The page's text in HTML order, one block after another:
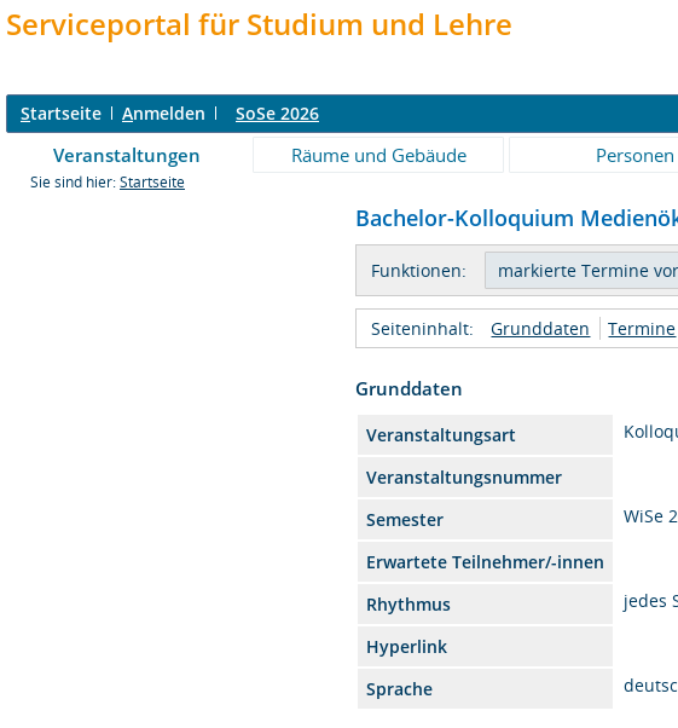
Serviceportal für Studium und Lehre
Startseite Anmelden SoSe 2026
Veranstaltungen Räume und Gebäude Personen
Sie sind hier: Startseite
Bachelor-Kolloquium
Funktionen:
Seiteninhalt: Grunddaten Termine
Grunddaten
Veranstaltungsart
Veranstaltungsnummer
Semester
WiSe
Erwartete Teilnehmer/-innen
Rhythmus
jedes
Hyperlink
Sprache